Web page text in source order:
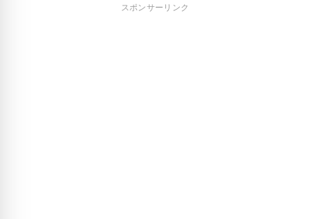
スポンサーリンク